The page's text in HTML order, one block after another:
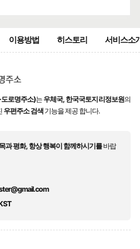
이용방법 히스토리 서비스소
도로명주소)는 우체국, 한국국토지리정보원의
우편주소 검색 기능을 제공 합니다.
과 평화, 항상 행복이 함께하시기를바랍